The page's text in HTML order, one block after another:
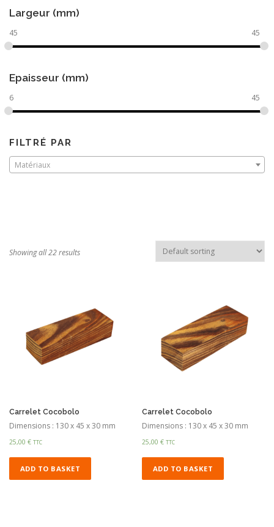
Largeur (mm)
45 45
Epaisseur (mm)
6 45
FILTRÉ PAR
Matériaux
Showing all 22 results
Carrelet Cocobolo
Dimensions : 130 x 45 x 30 mm
25,00 € TTC
ADD TO BASKET
Carrelet Cocobolo
Dimensions : 130 x 45 x 30 mm
25,00€ TTC
ADD TO BASKET